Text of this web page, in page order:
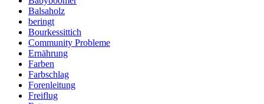
Balsaholz
beringt
Bourkessittich
Community Probleme
Ernährung
Farben
Farbschlag
Forenleitung
Freiflug